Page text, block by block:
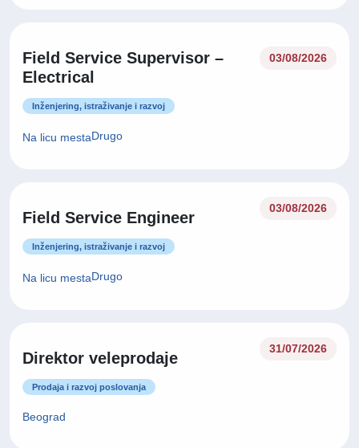
Field Service Supervisor –
Electrical
03/08/2026
Inženjering, istraživanje i razvoj
Na licu mestaDrugo
Field Service Engineer
03/08/2026
Inženjering, istraživanje i razvoj
Na licu mestaDrugo
Direktor veleprodaje
31/07/2026
Prodaja i razvoj poslovanja
Beograd